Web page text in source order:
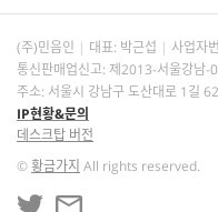
(주)민음인 대표: 박근섭 사업자
통신판매업신고: 제2013-서울강남-
주소: 서울시 강남구 도산대로 1길
IP현황&문의
데스크탑 버전
©황금가지 All rights reserved.